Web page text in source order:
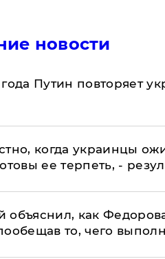
новости
Путин повторяет
когда украинцы
ее терпеть, -
объяснил, как
то, чего